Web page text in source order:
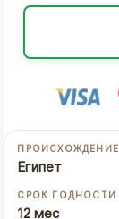
ПРОИСХОЖДЕНИЕ
Египет
СРОК ГОДНОСТИ
12 мес